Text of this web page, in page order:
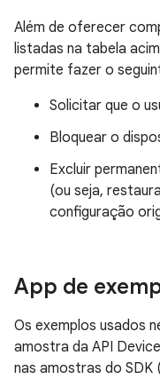
Além de oferecer
listadas na tabela
permite fazer o
Solicitar que o
Bloquear o
Excluir
(ou seja,
configuração
App de
Os exemplos usados
amostra da API
nas amostras do SDK